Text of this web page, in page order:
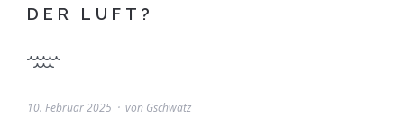
DER LUFT?
10. Februar 2025 von Gschwätz